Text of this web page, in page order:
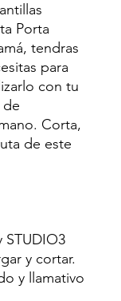
Porta
tendras
para
con tu
Corta,
de este
STUDIO3
y cortar.
y llamativo